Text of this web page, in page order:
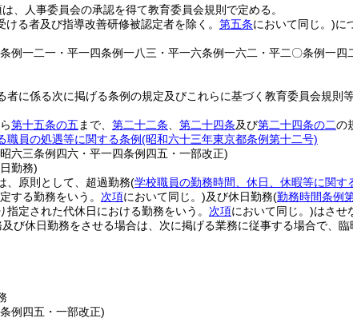
、人事委員会の承認を得て教育委員会規則で定める。
ける者及び指導改善研修被認定者を除く。 第五条において同じ。)に
例一二一・平一四条例一八三・平一六条例一六二・平二〇条例一
者に係る次に掲げる条例の規定及びこれらに基づく教育委員会規則
第十五条の五 まで、 第二十二条 第二十四条及び第二十四条の二の
職員の処遇等に関する条例(昭和六十三年東京都条例第十二号)
六三条例四六・平一四条例四五・一部改正)
勤務)
、原則として、超過勤務(学校職員の勤務時間、休日、休暇等に関す
する勤務をいう。 次項において同じ。)及び休日勤務(勤務時間条例
指定された代休日における勤務をいう。 次項において同じ。)はさせ
び休日勤務をさせる場合は、次に掲げる業務に従事する場合で、
例四五・一部改正)